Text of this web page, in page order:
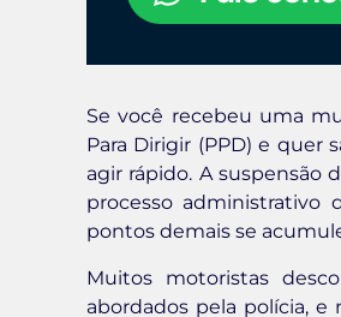
Se você recebeu uma
Para Dirigir (PPD) e quer
agir rápido. A suspensão
processo
pontos demais se
Muitos motoristas
abordados pela polícia, e